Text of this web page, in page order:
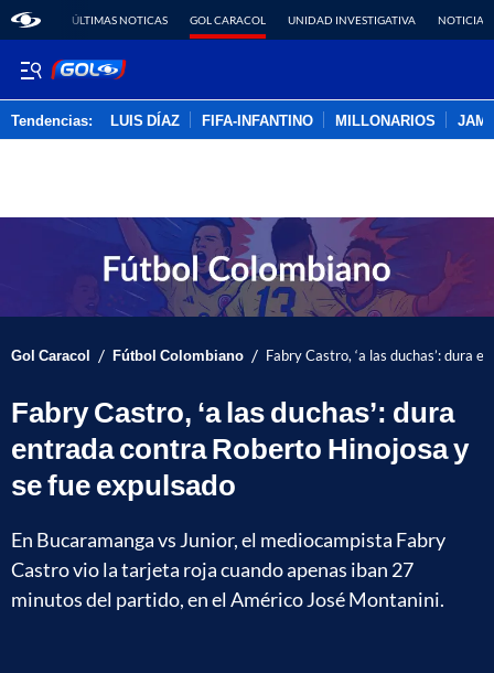
ÚLTIMAS NOTICAS GOL CARACOL UNIDAD INVESTIGATIVA NOTICIAS
Tendencias: LUIS DÍAZ FIFA-INFANTINO MILLONARIOS
Gol Caracol / Fútbol Colombiano / Fabry Castro, ‘a las duchas’: dura
Fabry Castro, ‘a las duchas’: dura
entrada contra Roberto Hinojosa y
se fue expulsado
En Bucaramanga vs Junior, el mediocampista Fabry
Castro vio la tarjeta roja cuando apenas iban 27
minutos del partido, en el Américo José Montanini.